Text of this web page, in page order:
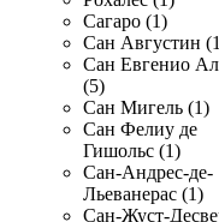
Сагаро (1)
Сан Августин
Сан Евгенио
(5)
Сан Мигель (1)
Сан Фелиу де
Гишольс (1)
Сан-Андрес-де-
Льеванерас (1)
Сан-Жуст-